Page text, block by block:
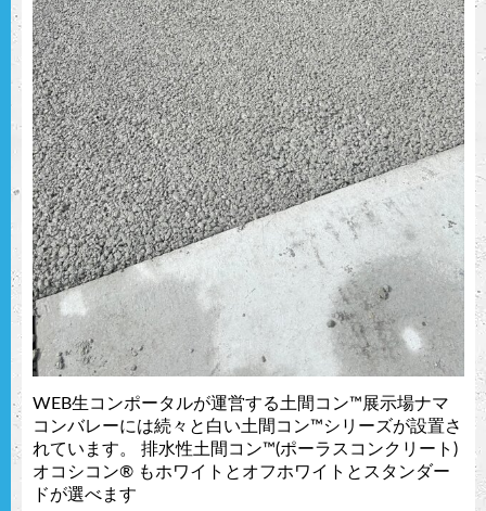
WEB生コンポータルが運営する土間コン™︎展示場ナマ
コンバレーには続々と白い土間コン™︎シリーズが設置さ
れています。 排水性土間コン™︎(ポーラスコンクリート)
オコシコン®︎ もホワイトとオフホワイトとスタンダー
ドが選べます